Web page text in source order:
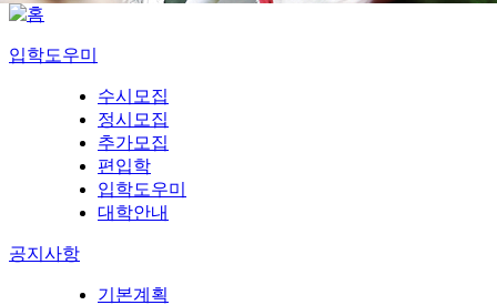
입학도우미
수시모집
정시모집
추가모집
편입학
입학도우미
대학안내
공지사항
기본계획